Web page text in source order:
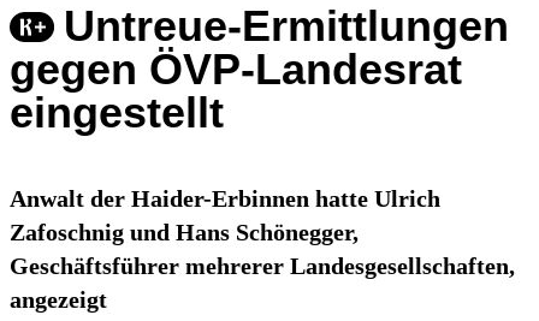
Untreue-Ermittlungen
gegen ÖVP-Landesrat
eingestellt
Anwalt der Haider-Erbinnen hatte Ulrich
Zafoschnig und Hans Schönegger,
Geschäftsführer mehrerer Landesgesellschaften,
angezeigt